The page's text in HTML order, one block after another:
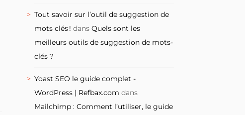
Tout savoir sur l’outil de suggestion de
mots clés ! dansQuels sont les
meilleurs outils de suggestion de mots-
clés ?
Yoast SEO le guide complet -
WordPress | Refbax.com dans
Mailchimp : Comment l’utiliser, le guide